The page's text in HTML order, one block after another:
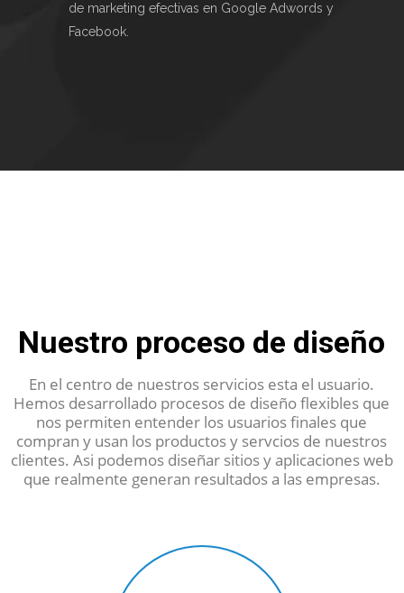
de marketing efectivas en Google Adwords y
Facebook.
Nuestro proceso de diseño
En el centro de nuestros servicios esta el usuario.
Hemos desarrollado procesos de diseño flexibles que
nos permiten entender los usuarios finales que
compran y usan los productos y servcios de nuestros
clientes. Asi podemos diseñar sitios y aplicaciones web
que realmente generan resultados a las empresas.